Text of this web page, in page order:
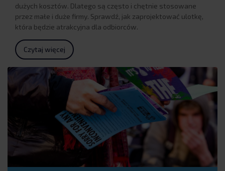
dużych kosztów. Dlatego są często i chętnie stosowane
przez małe i duże firmy. Sprawdź, jak zaprojektować ulotkę,
która będzie atrakcyjna dla odbiorców.
Czytaj więcej